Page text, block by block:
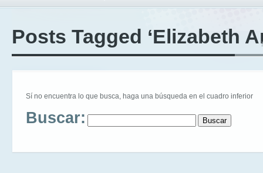
Posts Tagged ‘Elizabeth
Sí no encuentra lo que busca, haga una búsqueda en el cuadro inferior
Buscar: